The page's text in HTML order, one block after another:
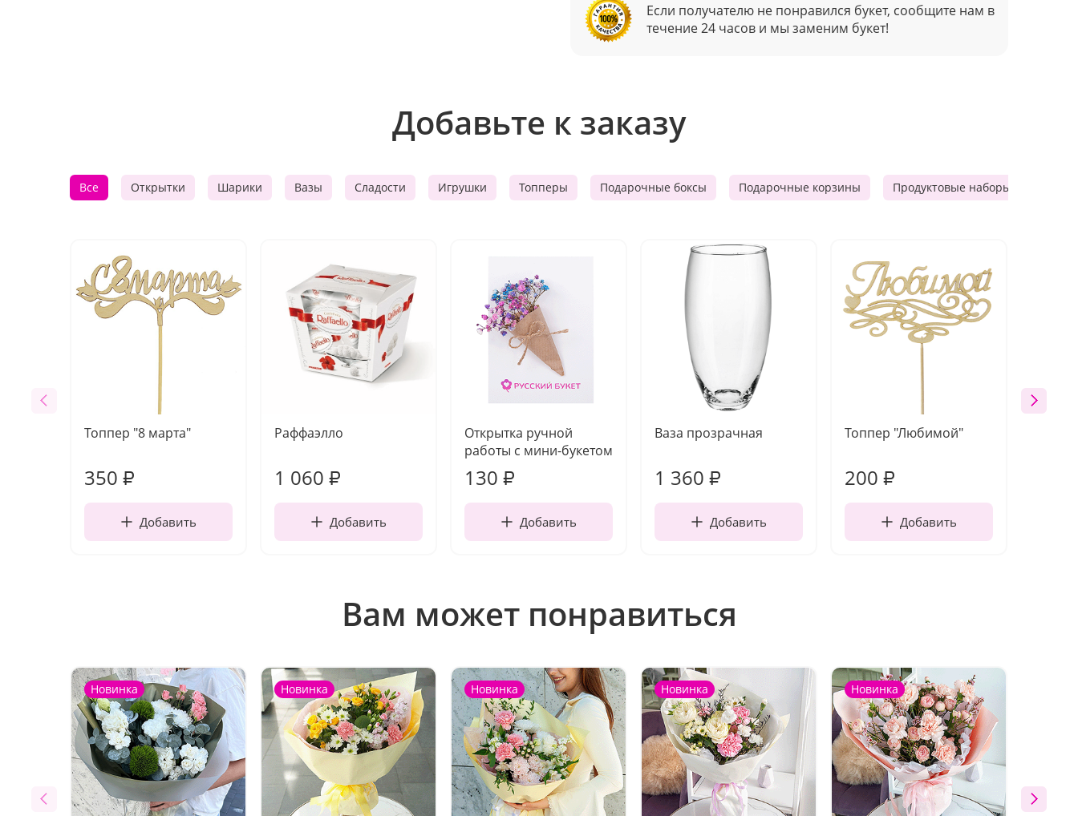
Если получателю не понравился букет, сообщите нам в
течение 24 часов и мы заменим букет!
Добавьте к заказу
Все Открытки Шарики Вазы Сладости Игрушки Топперы Подарочные боксы Подарочные корзины Продуктовые наборы
Топпер "8 марта"
350 ₽
Добавить
Раффаэлло
1 060 ₽
Добавить
Открытка ручной
работы с мини-букетом
130 ₽
Добавить
Ваза прозрачная
1 360 ₽
Добавить
Топпер "Любимой"
200 ₽
Добавить
Вам может понравиться
Новинка Новинка Новинка Новинка Новинка